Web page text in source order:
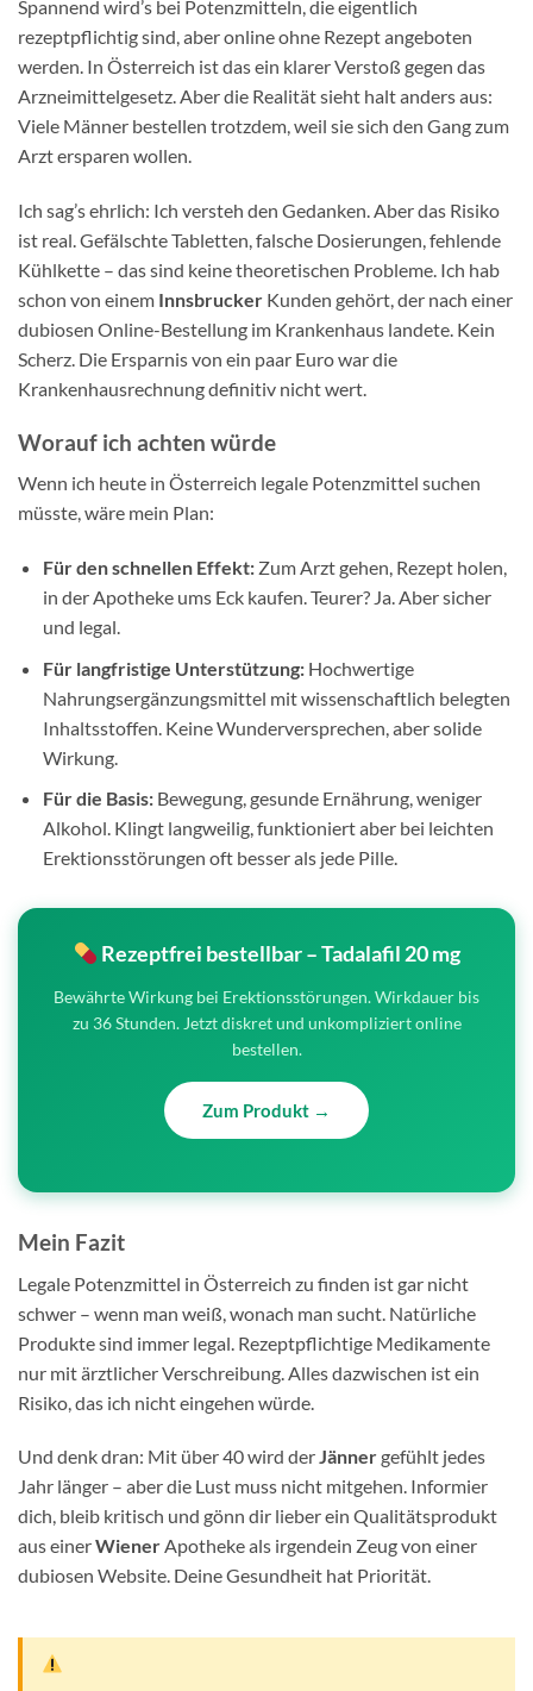
Spannend wird’s bei Potenzmitteln, die eigentlich
rezeptpflichtig sind, aber online ohne Rezept angeboten
werden. In Österreich ist das ein klarer Verstoß gegen das
Arzneimittelgesetz. Aber die Realität sieht halt anders aus:
Viele Männer bestellen trotzdem, weil sie sich den Gang zum
Arzt ersparen wollen.
Ich sag’s ehrlich: Ich versteh den Gedanken. Aber das Risiko
ist real. Gefälschte Tabletten, falsche Dosierungen, fehlende
Kühlkette – das sind keine theoretischen Probleme. Ich hab
schon von einem Innsbrucker Kunden gehört, der nach einer
dubiosen Online-Bestellung im Krankenhaus landete. Kein
Scherz. Die Ersparnis von ein paar Euro war die
Krankenhausrechnung definitiv nicht wert.
Worauf ich achten würde
Wenn ich heute in Österreich legale Potenzmittel suchen
müsste, wäre mein Plan:
Für den schnellen Effekt:Zum Arzt gehen, Rezept holen,
in der Apotheke ums Eck kaufen. Teurer? Ja. Aber sicher
und legal.
Für langfristige Unterstützung:Hochwertige
Nahrungsergänzungsmittel mit wissenschaftlich belegten
Inhaltsstoffen. Keine Wunderversprechen, aber solide
Wirkung.
Für die Basis:Bewegung, gesunde Ernährung, weniger
Alkohol. Klingt langweilig, funktioniert aber bei leichten
Erektionsstörungen oft besser als jede Pille.
Rezeptfrei bestellbar – Tadalafil 20 mg
Bewährte Wirkung bei Erektionsstörungen. Wirkdauer bis
zu 36 Stunden. Jetzt diskret und unkompliziert online
bestellen.
Zum Produkt →
Mein Fazit
Legale Potenzmittel in Österreich zu finden ist gar nicht
schwer – wenn man weiß, wonach man sucht. Natürliche
Produkte sind immer legal. Rezeptpflichtige Medikamente
nur mit ärztlicher Verschreibung. Alles dazwischen ist ein
Risiko, das ich nicht eingehen würde.
Und denk dran: Mit über 40 wird derJännergefühlt jedes
Jahr länger – aber die Lust muss nicht mitgehen. Informier
dich, bleib kritisch und gönn dir lieber ein Qualitätsprodukt
aus einerWienerApotheke als irgendein Zeug von einer
dubiosen Website. Deine Gesundheit hat Priorität.